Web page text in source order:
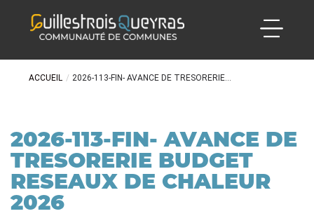
ACCUEIL / 2026-113-FIN- AVANCE DE TRESORERIE...
2026-113-FIN- AVANCE DE
TRESORERIE BUDGET
RESEAUX DE CHALEUR
2026